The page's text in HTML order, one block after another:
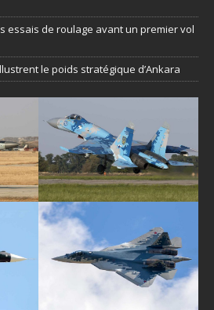
essais de roulage avant un premier vol
le poids stratégique d’Ankara